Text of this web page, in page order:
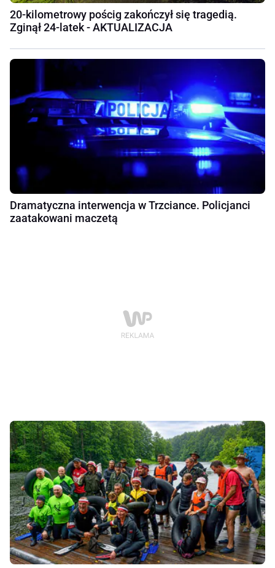
20-kilometrowy pościg zakończył się tragedią.
Zginął 24-latek - AKTUALIZACJA
Dramatyczna interwencja w Trzciance. Policjanci
zaatakowani maczetą